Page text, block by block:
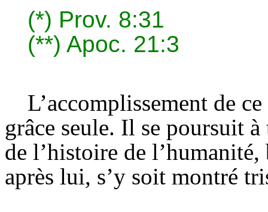
(*) Prov. 8:31
(**) Apoc. 21:3
L’accomplissement de
grâce seule. Il se poursuit
de l’histoire de l’humanité,
après lui, s’y soit montré